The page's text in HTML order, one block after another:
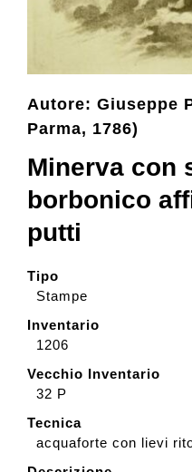
Contatti e biglietti
Accessibilità
Dona
Cerca
English
Autore: Giuseppe
Parma, 1786)
Minerva con
borbonico
putti
Tipo
Stampe
Inventario
1206
Vecchio Inventario
32 P
Tecnica
acquaforte con lievi